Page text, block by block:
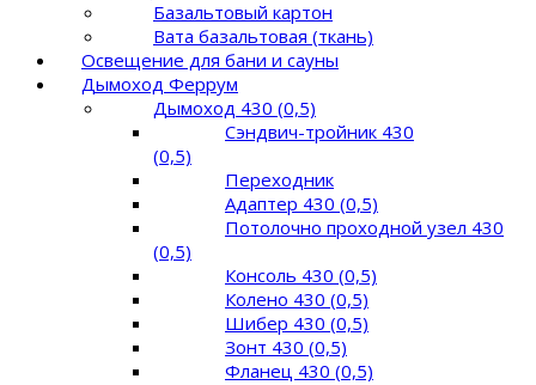
Базальтовый картон
Вата базальтовая (ткань)
Освещение для бани и сауны
Дымоход Феррум
Дымоход 430 (0,5)
Сэндвич-тройник 430
(0,5)
Переходник
Адаптер 430 (0,5)
Потолочно проходной узел 430
(0,5)
Консоль 430 (0,5)
Колено 430 (0,5)
Шибер 430 (0,5)
Зонт 430 (0,5)
Фланец 430 (0,5)